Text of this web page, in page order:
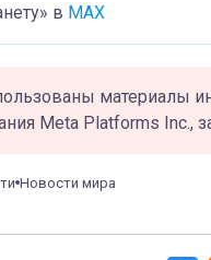
в MAX
материалы
Meta Platforms Inc.,
Новости мира